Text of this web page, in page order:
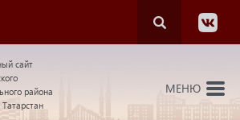
сайт
района
Татарстан
МЕНЮ